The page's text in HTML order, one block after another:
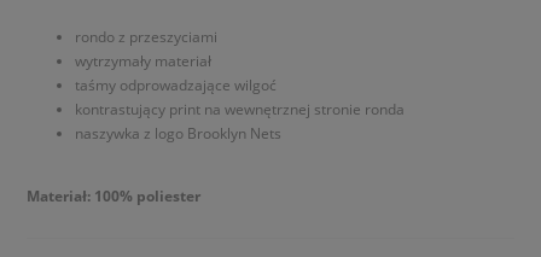
rondo z przeszyciami
wytrzymały materiał
taśmy odprowadzające wilgoć
kontrastujący print na wewnętrznej stronie ronda
naszywka z logo Brooklyn Nets
Materiał: 100% poliester